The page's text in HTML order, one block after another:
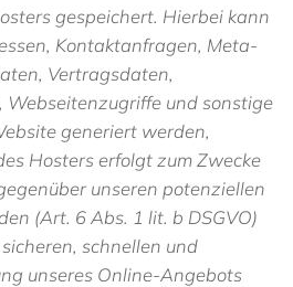
gespeichert. Hierbei kann
Kontaktanfragen, Meta-
Vertragsdaten,
Webseitenzugriffe und sonstige
generiert werden,
Hosters erfolgt zum Zwecke
unseren potenziellen
(Art. 6 Abs. 1 lit. b DSGVO)
schnellen und
unseres Online-Angebots